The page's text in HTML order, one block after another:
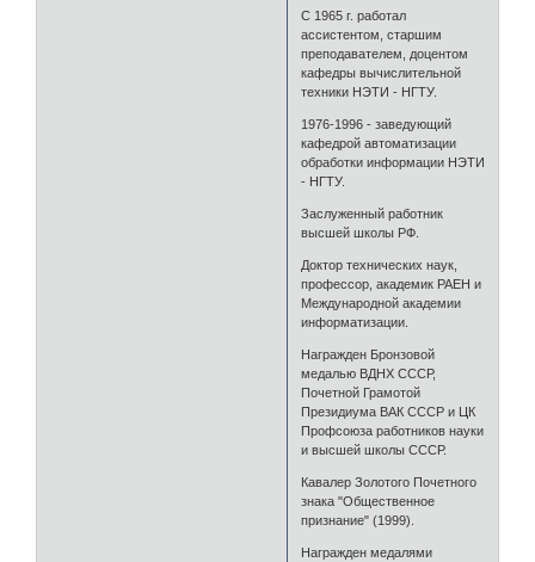
С 1965 г. работал
ассистентом, старшим
преподавателем, доцентом
кафедры вычислительной
техники НЭТИ - НГТУ.
1976-1996 - заведующий
кафедрой автоматизации
обработки информации НЭТИ
- НГТУ.
Заслуженный работник
высшей школы РФ.
Доктор технических наук,
профессор, академик РАЕН и
Международной академии
информатизации.
Награжден Бронзовой
медалью ВДНХ СССР,
Почетной Грамотой
Президиума ВАК СССР и ЦК
Профсоюза работников науки
и высшей школы СССР.
Кавалер Золотого Почетного
знака "Общественное
признание" (1999).
Награжден медалями